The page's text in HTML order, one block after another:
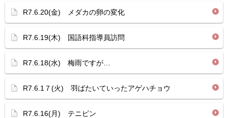
R7.6.20(金) メダカの卵の変化
R7.6.19(木) 国語科指導員訪問
R7.6.18(水) 梅雨ですが…
R7.6.1７(火) 羽ばたいていったアゲハチョウ
R7.6.16(月) テニピン